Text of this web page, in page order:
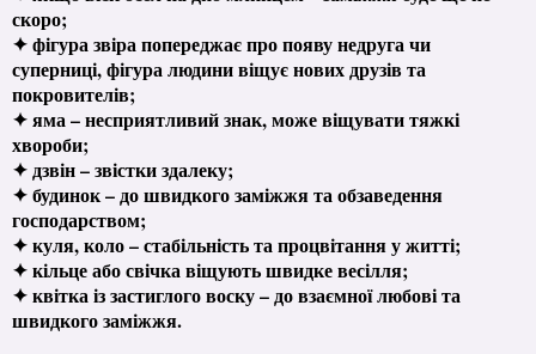
скоро;
✦ фігура звіра попереджає про появу недруга чи
суперниці, фігура людини віщує нових друзів та
покровителів;
✦ яма – несприятливий знак, може віщувати тяжкі
хвороби;
✦ дзвін – звістки здалеку;
✦ будинок – до швидкого заміжжя та обзаведення
господарством;
✦ куля, коло – стабільність та процвітання у житті;
✦ кільце або свічка віщують швидке весілля;
✦ квітка із застиглого воску – до взаємної любові та
швидкого заміжжя.